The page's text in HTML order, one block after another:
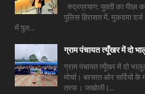
रुद्रप्रयाग: युवती का पीछा
पुलिस हिरासत में, मुकदमा
में पुल...
ग्राम पंचायत त्यूँखर में दो
ग्राम पंचायत त्यूँखर में दो
मोर्चा। बरसात ओर सर्दियों
तरफ। जखोली (...